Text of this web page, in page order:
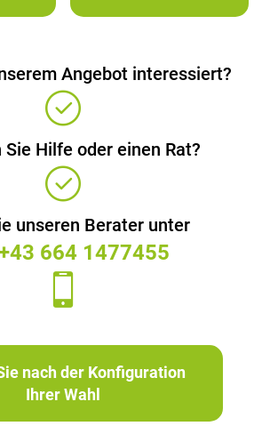
Angebot interessiert?
Sie Hilfe oder einen Rat?
unseren Berater unter
664 1477455
nach der Konfiguration
Ihrer Wahl